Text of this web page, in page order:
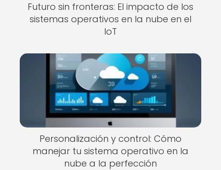
Futuro sin fronteras: El impacto de los
sistemas operativos en la nube en el
IoT
Personalización y control: Cómo
manejar tu sistema operativo en la
nube a la perfección